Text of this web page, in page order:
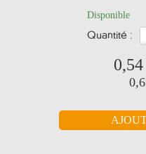
Disponible
quantité :